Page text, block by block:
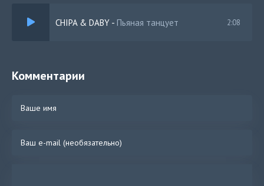
CHIPA & DABY - Пьяная танцует 2:08
Комментарии